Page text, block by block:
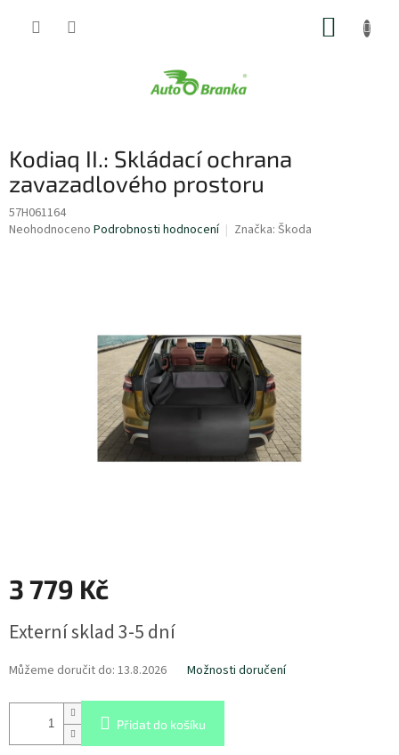
Kodiaq II.: Skládací ochrana
zavazadlového prostoru
57H061164
Průměrné
Neohodnoceno Podrobnosti hodnocení Značka: Škoda
3 779 Kč
cena:
Externí sklad 3-5 dní
Můžeme doručit do: 13.8.2026 Možnosti doručení
Přidat do košíku